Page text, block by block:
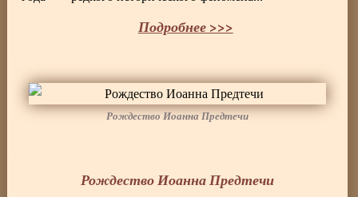
Подробнее >>>
Рождество Иоанна Предтечи
Рождество Иоанна Предтечи